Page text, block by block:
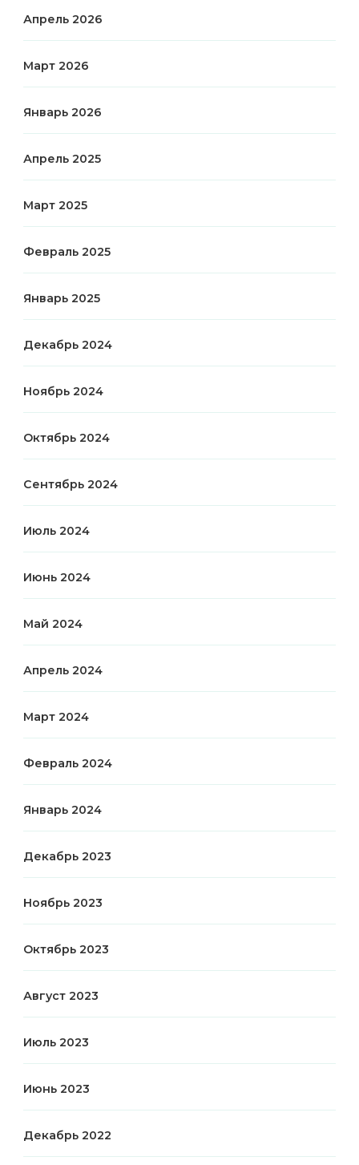
Апрель 2026
Март 2026
Январь 2026
Апрель 2025
Март 2025
Февраль 2025
Январь 2025
Декабрь 2024
Ноябрь 2024
Октябрь 2024
Сентябрь 2024
Июль 2024
Июнь 2024
Май 2024
Апрель 2024
Март 2024
Февраль 2024
Январь 2024
Декабрь 2023
Ноябрь 2023
Октябрь 2023
Август 2023
Июль 2023
Июнь 2023
Декабрь 2022